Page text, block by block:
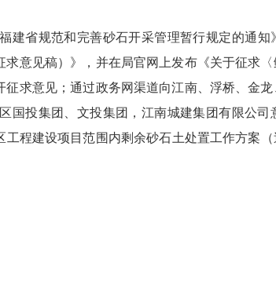
省规范和完善砂石开采管理暂行规定的通知
意见稿）》，并在局官网上发布《关于征求
求意见；通过政务网渠道向江南、浮桥、金
国投集团、文投集团，江南城建集团有限公
程建设项目范围内剩余砂石土处置工作方案